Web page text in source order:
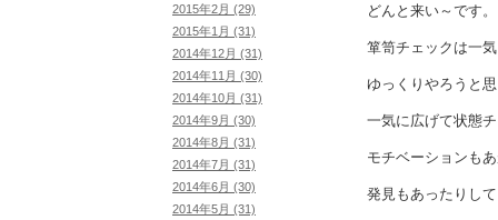
どんと来い～です。
箪笥チェックは一
ゆっくりやろうと
一気に広げて状態
モチベーションも
発見もあったりし
2015年2月 (29)
2015年1月 (31)
2014年12月 (31)
2014年11月 (30)
2014年10月 (31)
2014年9月 (30)
2014年8月 (31)
2014年7月 (31)
2014年6月 (30)
2014年5月 (31)